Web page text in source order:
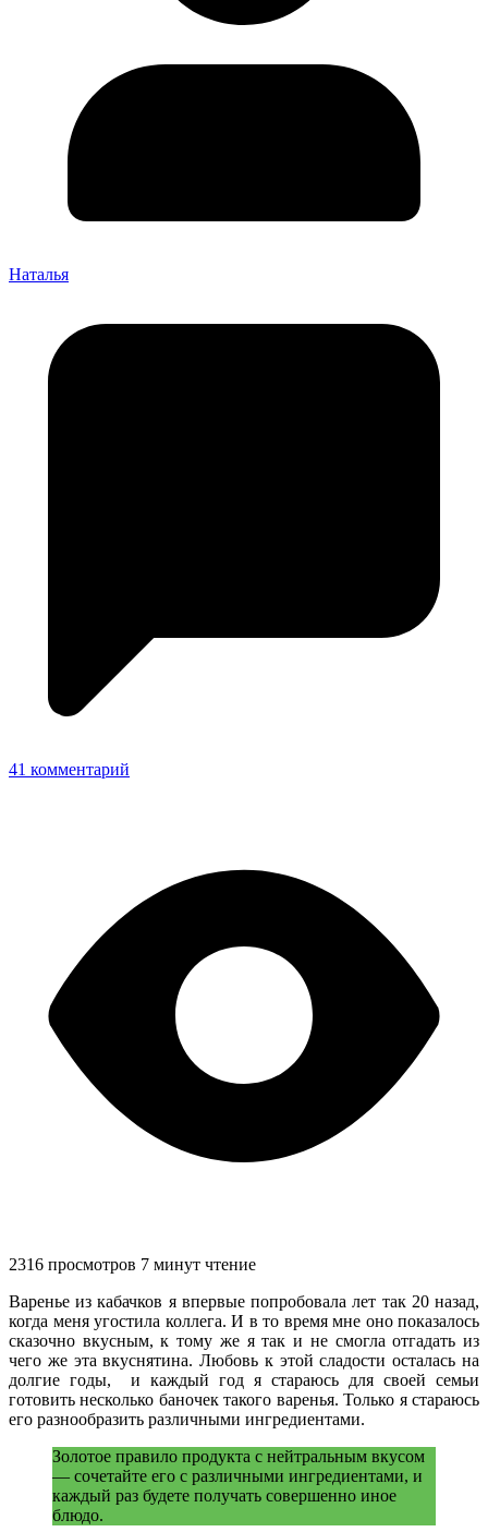
Наталья
41 комментарий
2316 просмотров 7 минут чтение
Варенье из кабачков я впервые попробовала лет так 20 назад,
когда меня угостила коллега. И в то время мне оно показалось
сказочно вкусным, к тому же я так и не смогла отгадать из
чего же эта вкуснятина. Любовь к этой сладости осталась на
долгие годы, и каждый год я стараюсь для своей семьи
готовить несколько баночек такого варенья. Только я стараюсь
его разнообразить различными ингредиентами.
Золотое правило продукта с нейтральным вкусом
— сочетайте его с различными ингредиентами, и
каждый раз будете получать совершенно иное
блюдо.